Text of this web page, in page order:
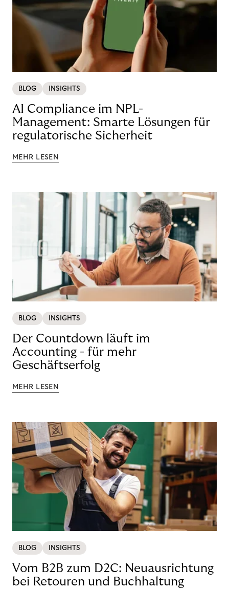
BLOG INSIGHTS
AI Compliance im NPL-
Management: Smarte Lösungen für
regulatorische Sicherheit
MEHR LESEN
BLOG INSIGHTS
Der Countdown läuft im
Accounting - für mehr
Geschäftserfolg
MEHR LESEN
BLOG INSIGHTS
Vom B2B zum D2C: Neuausrichtung
bei Retouren und Buchhaltung